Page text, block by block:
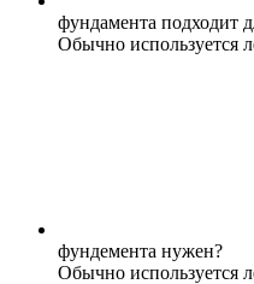
фундамента подходит
Обычно используется
фундемента нужен?
Обычно используется